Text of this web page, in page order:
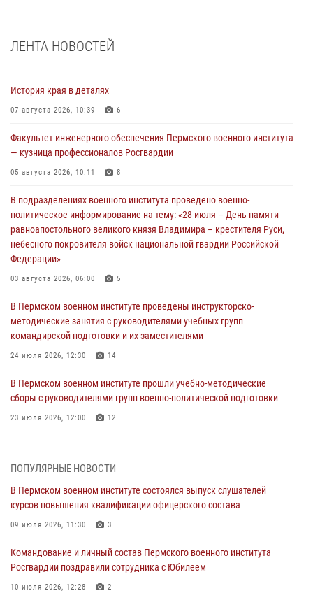
ЛЕНТА НОВОСТЕЙ
История края в деталях
07 августа 2026, 10:39 6
Факультет инженерного обеспечения Пермского военного института
— кузница профессионалов Росгвардии
05 августа 2026, 10:11 8
В подразделениях военного института проведено военно-
политическое информирование на тему: «28 июля – День памяти
равноапостольного великого князя Владимира – крестителя Руси,
небесного покровителя войск национальной гвардии Российской
Федерации»
03 августа 2026, 06:00 5
В Пермском военном институте проведены инструкторско-
методические занятия с руководителями учебных групп
командирской подготовки и их заместителями
24 июля 2026, 12:30 14
В Пермском военном институте прошли учебно-методические
сборы с руководителями групп военно-политической подготовки
23 июля 2026, 12:00 12
Федерации проводится выставка, посвящённая войскам
правопорядка
10 июля 2026, 14:30 8
Росгвардии поздравили сотрудника с Юбилеем
10 июля 2026, 12:28 2
ПОПУЛЯРНЫЕ НОВОСТИ
В Пермском военном институте состоялся выпуск слушателей
курсов повышения квалификации офицерского состава
09 июля 2026, 11:30 3
Командование и личный состав Пермского военного института
Росгвардии поздравили сотрудника с Юбилеем
10 июля 2026, 12:28 2